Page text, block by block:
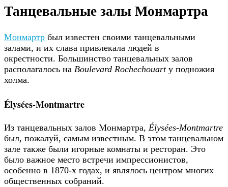
Танцевальные залы Монмартра
Монмартр был известен своими танцевальными
залами, и их слава привлекала людей в
окрестности. Большинство танцевальных залов
располагалось на Boulevard Rochechouartу подножия
холма.
Élysées-Montmartre
Из танцевальных залов Монмартра, Élysées-Montmartre
был, пожалуй, самым известным. В этом танцевальном
зале также были игорные комнаты и ресторан. Это
было важное место встречи импрессионистов,
особенно в 1870-х годах, и являлось центром многих
общественных собраний.